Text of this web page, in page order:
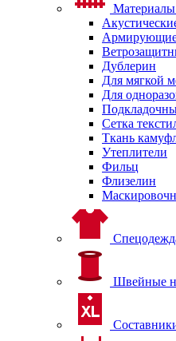
Дублерин
Для мягкой
Для
Сетка
Ткань
Утеплители
Фильц
Флизелин
Швейные